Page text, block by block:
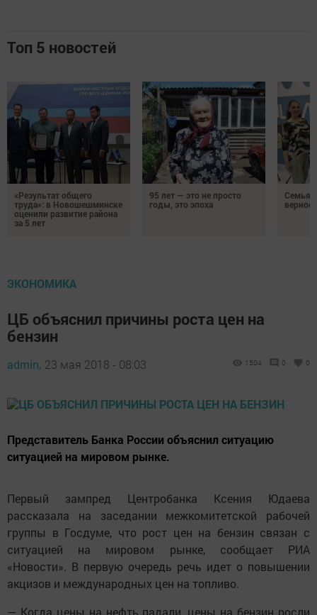
Топ 5 новостей
«Результат общего
труда»: в Новошешминске
оценили развитие района
за 5 лет
95 лет — это не просто
годы, это эпоха
Семья
ЭКОНОМИКА
ЦБ объяснил причины роста цен на
бензин
admin, 23 мая 2018 - 08:03 1504 0 0
Представитель Банка России объяснил ситуацию
ситуацией на мировом рынке.
Первый зампред Центробанка Ксения Юдаева
рассказала на заседании межкомитетской рабочей
группы в Госдуме, что рост цен на бензин связан с
ситуацией на мировом рынке, сообщает РИА
«Новости». В первую очередь речь идет о повышении
акцизов и международных цен на топливо.
— Когда цены на нефть падали, цены на бензин росли